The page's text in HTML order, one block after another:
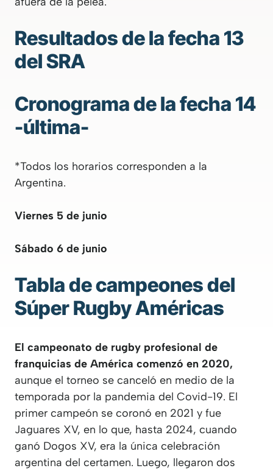
Resultados de la fecha 13
del SRA
Cronograma de la fecha 14
-última-
*Todos los horarios corresponden a la
Argentina.
Viernes 5 de junio
Sábado 6 de junio
Tabla de campeones del
Súper Rugby Américas
El campeonato de rugby profesional de
franquicias de América comenzó en 2020,
aunque el torneo se canceló en medio de la
temporada por la pandemia del Covid-19. El
primer campeón se coronó en 2021 y fue
Jaguares XV, en lo que, hasta 2024, cuando
ganó Dogos XV, era la única celebración
argentina del certamen. Luego, llegaron dos